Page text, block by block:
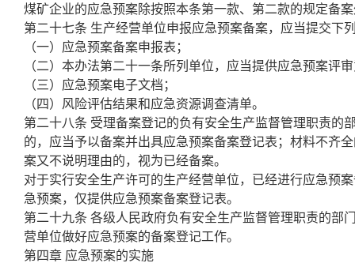
煤矿企业的应急预案除按照本条第一款、第二款的规定备
第二十七条 生产经营单位申报应急预案备案，应当提交下
（一）应急预案备案申报表；
（二）本办法第二十一条所列单位，应当提供应急预案评
（三）应急预案电子文档；
（四）风险评估结果和应急资源调查清单。
第二十八条 受理备案登记的负有安全生产监督管理职责的
的，应当予以备案并出具应急预案备案登记表；材料不齐
案又不说明理由的，视为已经备案。
对于实行安全生产许可的生产经营单位，已经进行应急预
急预案，仅提供应急预案备案登记表。
第二十九条 各级人民政府负有安全生产监督管理职责的部
营单位做好应急预案的备案登记工作。
第四章 应急预案的实施